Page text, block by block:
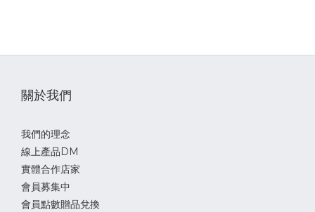
關於我們
我們的理念
線上產品DM
實體合作店家
會員募集中
會員點數贈品兌換